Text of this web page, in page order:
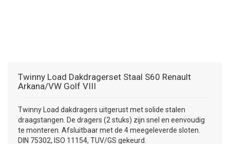
Twinny Load Dakdragerset Staal S60 Renault
Arkana/VW Golf VIII
Twinny Load dakdragers uitgerust met solide stalen
draagstangen. De dragers (2 stuks) zijn snel en eenvoudig
te monteren. Afsluitbaar met de 4 meegeleverde sloten.
DIN 75302, ISO 11154, TUV/GS gekeurd.